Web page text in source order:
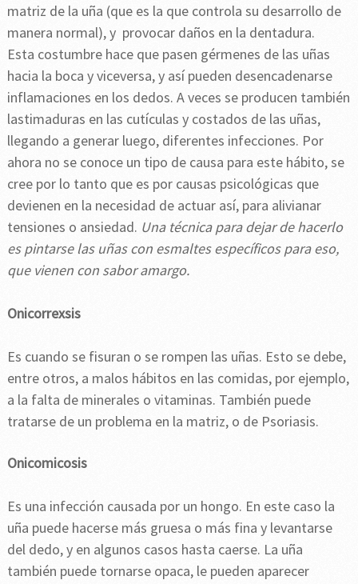
matriz de la uña (que es la que controla su desarrollo de
manera normal), y provocar daños en la dentadura.
Esta costumbre hace que pasen gérmenes de las uñas
hacia la boca y viceversa, y así pueden desencadenarse
inflamaciones en los dedos. A veces se producen también
lastimaduras en las cutículas y costados de las uñas,
llegando a generar luego, diferentes infecciones. Por
ahora no se conoce un tipo de causa para este hábito, se
cree por lo tanto que es por causas psicológicas que
devienen en la necesidad de actuar así, para alivianar
tensiones o ansiedad. Una técnica para dejar de hacerlo
es pintarse las uñas con esmaltes específicos para eso,
que vienen con sabor amargo.
Onicorrexsis
Es cuando se fisuran o se rompen las uñas. Esto se debe,
entre otros, a malos hábitos en las comidas, por ejemplo,
a la falta de minerales o vitaminas. También puede
tratarse de un problema en la matriz, o de Psoriasis.
Onicomicosis
Es una infección causada por un hongo. En este caso la
uña puede hacerse más gruesa o más fina y levantarse
del dedo, y en algunos casos hasta caerse. La uña
también puede tornarse opaca, le pueden aparecer